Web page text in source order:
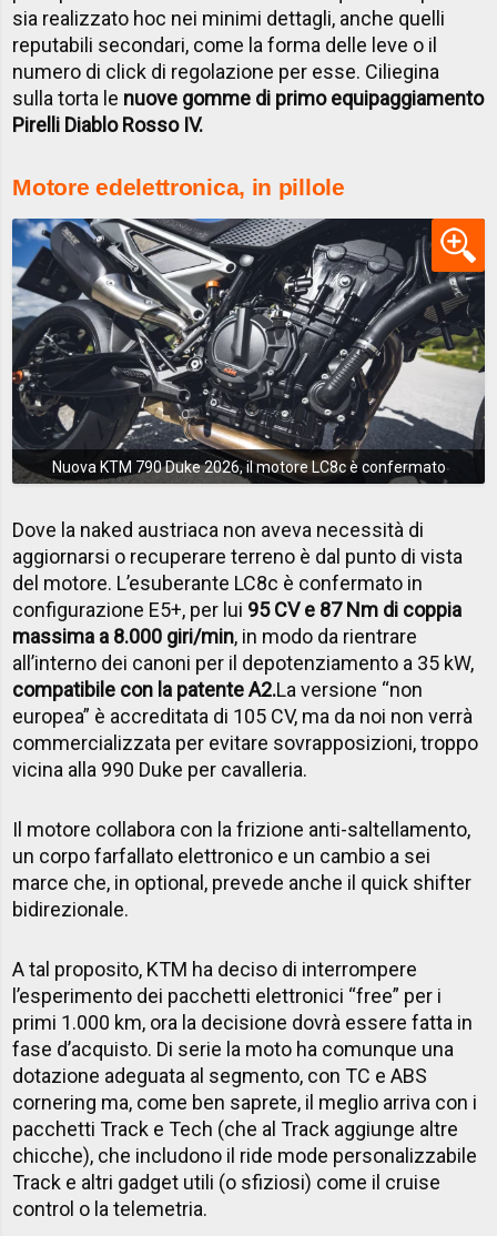
sia realizzato hoc nei minimi dettagli, anche quelli
reputabili secondari, come la forma delle leve o il
numero di click di regolazione per esse. Ciliegina
sulla torta le nuove gomme di primo equipaggiamento
Pirelli Diablo Rosso IV.
Motore edelettronica, in pillole
Nuova KTM 790 Duke 2026, il motore LC8c è confermato
Dove la naked austriaca non aveva necessità di
aggiornarsi o recuperare terreno è dal punto di vista
del motore. L’esuberante LC8c è confermato in
configurazione E5+, per lui 95 CV e 87 Nm di coppia
massima a 8.000 giri/min, in modo da rientrare
all’interno dei canoni per il depotenziamento a 35 kW,
compatibile con la patente A2.La versione “non
europea” è accreditata di 105 CV, ma da noi non verrà
commercializzata per evitare sovrapposizioni, troppo
vicina alla 990 Duke per cavalleria.
Il motore collabora con la frizione anti-saltellamento,
un corpo farfallato elettronico e un cambio a sei
marce che, in optional, prevede anche il quick shifter
bidirezionale.
A tal proposito, KTM ha deciso di interrompere
l’esperimento dei pacchetti elettronici “free” per i
primi 1.000 km, ora la decisione dovrà essere fatta in
fase d’acquisto. Di serie la moto ha comunque una
dotazione adeguata al segmento, con TC e ABS
cornering ma, come ben saprete, il meglio arriva con i
pacchetti Track e Tech (che al Track aggiunge altre
chicche), che includono il ride mode personalizzabile
Track e altri gadget utili (o sfiziosi) come il cruise
control o la telemetria.